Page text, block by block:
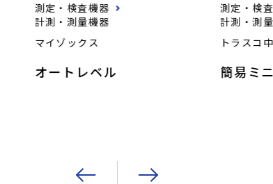
測定・検査機器
計測・測量機器
マイゾックス
オートレベル
測定・検
計測・測
トラスコ
簡易ミ